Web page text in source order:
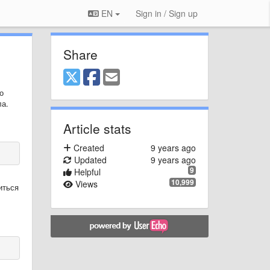
EN Sign in / Sign up
Share
Article stats
9 years ago
Created
9 years ago
Updated
9
Helpful
10,999
Views